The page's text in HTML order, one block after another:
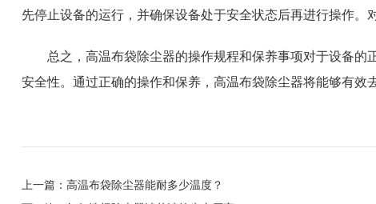
先停止设备的运行，并确保设备处于安全状态后再进行操作
总之，高温布袋除尘器的操作规程和保养事项对于设备
安全性。通过正确的操作和保养，高温布袋除尘器将能够有效
上一篇： 高温布袋除尘器能耐多少温度？